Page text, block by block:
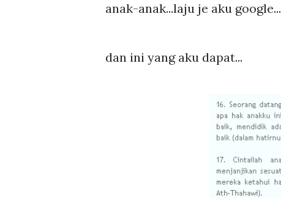
anak-anak...laju je aku google...
dan ini yang aku dapat...